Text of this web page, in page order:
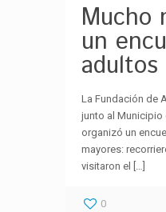
Mucho
un
adultos
La Fundación de
junto al Municipio
organizó un
mayores:
visitaron el
[…]
0